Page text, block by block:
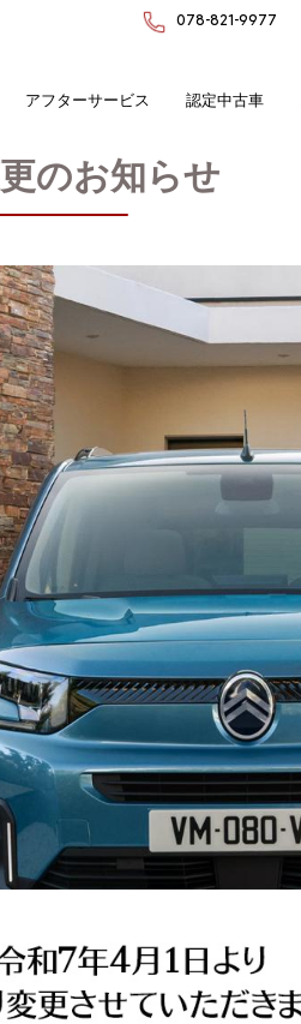
078-821-9977
アフターサービス 認定中古車
のお知らせ